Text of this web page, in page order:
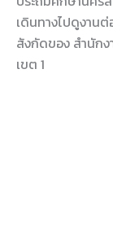
เดินทางไปดูงาน
สังกัดของ สำนัก
เขต 1